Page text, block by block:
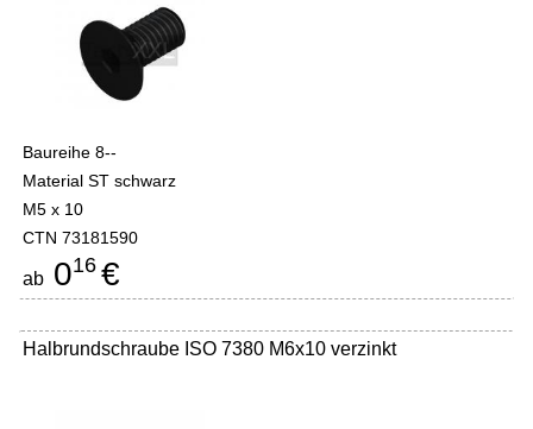
Baureihe 8--
Material ST schwarz
M5 x 10
CTN 73181590
ab 016 €
Halbrundschraube ISO 7380 M6x10 verzinkt